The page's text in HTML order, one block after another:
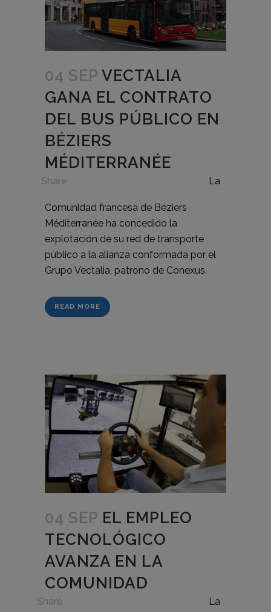
04 SEP VECTALIA
GANA EL CONTRATO
DEL BUS PÚBLICO EN
BÉZIERS
MÉDITERRANÉE
Share La
Comunidad francesa de Béziers
Méditerranée ha concedido la
explotación de su red de transporte
público a la alianza conformada por el
Grupo Vectalia, patrono de Conexus.
READ MORE
04 SEP EL EMPLEO
TECNOLÓGICO
AVANZA EN LA
COMUNIDAD
Share La